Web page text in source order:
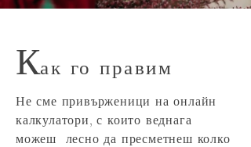
Как го правим
Не сме привърженици на онлайн
калкулатори, с които веднага
можеш лесно да пресметнеш колко